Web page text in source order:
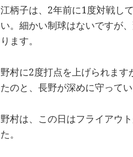
江柄子は、2年前に1度対戦し
い。細かい制球はないですが
ります。
野村に2度打点を上げられま
たのと、長野が深めに守って
野村は、この日はフライアウ
た。